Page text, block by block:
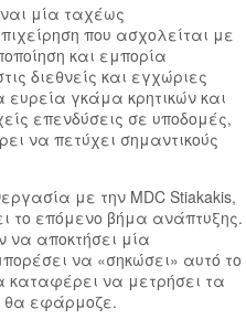
μία ταχέως
που ασχολείται με
και εμπορία
διεθνείς και εγχώριες
γκάμα κρητικών και
επενδύσεις σε υποδομές,
να πετύχει σημαντικούς
με την MDC Stiakakis,
το επόμενο βήμα ανάπτυξης.
να αποκτήσει μία
να «σηκώσει» αυτό το
να μετρήσει τα
θα εφάρμοζε.